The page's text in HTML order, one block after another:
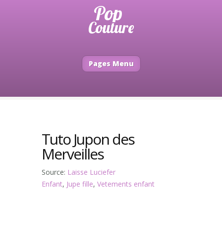
Pages Menu
Tuto Jupon des
Merveilles
Source: Laisse Luciefer
Enfant, Jupe fille, Vetements enfant